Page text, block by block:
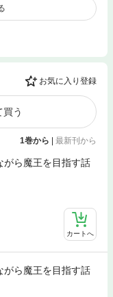
お気に入り登録
う
1巻から 最新刊から
がら魔王を目指す話
カートへ
がら魔王を目指す話